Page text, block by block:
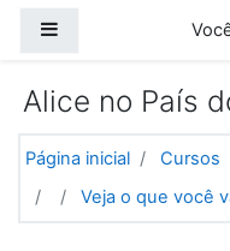
Alice no País
Página inicial Cursos
Veja o que você